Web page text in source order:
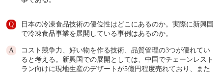
日本の冷凍食品技術の優位性はどこにあるのか。実際に新興国
で冷凍食品事業を展開している事例はあるのか。
コスト競争力、好い物を作る技術、品質管理の3つが優れてい
ると考える。新興国での展開としては、中国でチェーンレスト
ラン向けに現地生産のデザートが5億円程度売れており、また